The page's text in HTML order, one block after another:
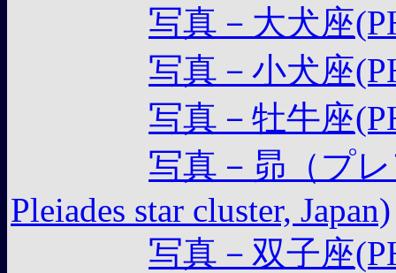
写真－大犬座
写真－小犬座
写真－牡牛座
写真－昴（プ
Pleiades star cluster, Japan)
写真－双子座